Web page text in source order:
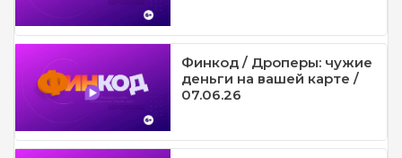
Финкод / Дроперы: чужие
деньги на вашей карте /
07.06.26